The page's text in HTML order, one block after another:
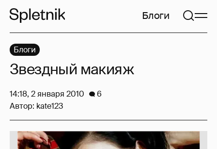
Блоги
Блоги
Звездный макияж
14:18, 2 января 2010
6
Автор: kate123